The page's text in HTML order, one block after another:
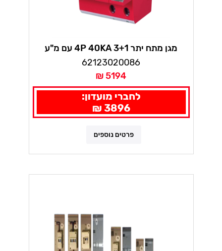
מגן מתח יתר 4P 40KA 3+1 עם מ"ע
62123020086
5194 ₪
לחברי מועדון:
3896 ₪
פרטים נוספים